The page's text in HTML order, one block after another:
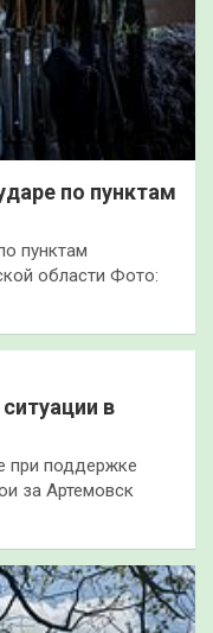
по пунктам
пунктам
области Фото:
в
при поддержке
за Артемовск